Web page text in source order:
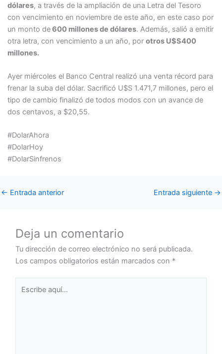
dólares, a través de la ampliación de una Letra del Tesoro
con vencimiento en noviembre de este año, en este caso por
un monto de600 millones de dólares. Además, salió a emitir
otra letra, con vencimiento a un año, por otros U$S400
millones.
Ayer miércoles el Banco Central realizó una venta récord para
frenar la suba del dólar. Sacrificó U$S 1.471,7 millones, pero el
tipo de cambio finalizó de todos modos con un avance de
dos centavos, a $20,55.
#DolarAhora
#DolarHoy
#DolarSinfrenos
← Entrada anterior Entrada siguiente →
Deja un comentario
Tu dirección de correo electrónico no será publicada.
Los campos obligatorios están marcados con *
aquí...